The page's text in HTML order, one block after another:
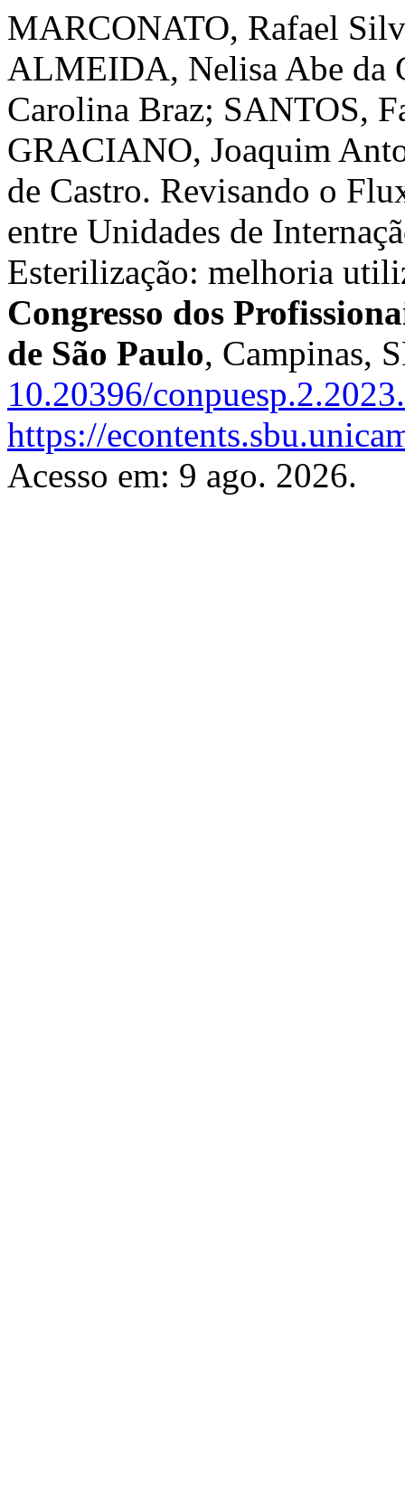
MARCONATO, Rafael
ALMEIDA, Nelisa Abe da
Carolina Braz; SANTOS,
GRACIANO, Joaquim
de Castro. Revisando o
entre Unidades de
Esterilização: melhoria
Congresso dos
de São Paulo, Campinas,
10.20396/
https://
Acesso em: 9 ago. 2026.